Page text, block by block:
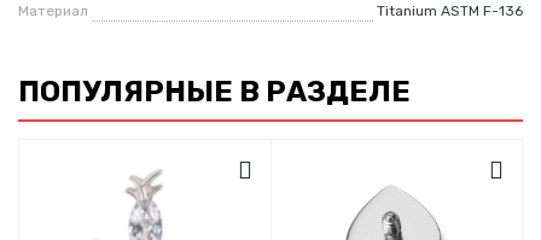
Материал
Titanium ASTM F-136
ПОПУЛЯРНЫЕ В РАЗДЕЛЕ